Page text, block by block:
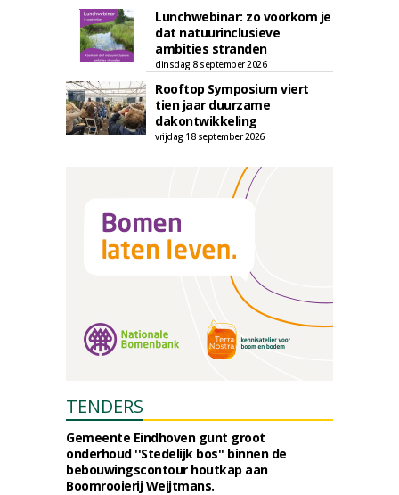
Lunchwebinar: zo voorkom je
dat natuurinclusieve
ambities stranden
dinsdag 8 september 2026
Rooftop Symposium viert
tien jaar duurzame
dakontwikkeling
vrijdag 18 september 2026
TENDERS
Gemeente Eindhoven gunt groot
onderhoud ''Stedelijk bos'' binnen de
bebouwingscontour houtkap aan
Boomrooierij Weijtmans.